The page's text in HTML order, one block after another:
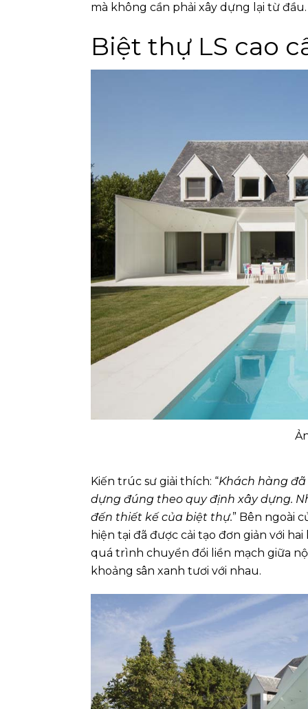
mà không cần phải xây dựng lại từ đầu.
Biệt thự LS cao
Kiến trúc sư giải thích: “Khách hàng
dựng đúng theo quy định xây dựng.
đến thiết kế của biệt thự.” Bên ngoài
hiện tại đã được cải tạo đơn giản với
quá trình chuyển đổi liền mạch giữa
khoảng sân xanh tươi với nhau.